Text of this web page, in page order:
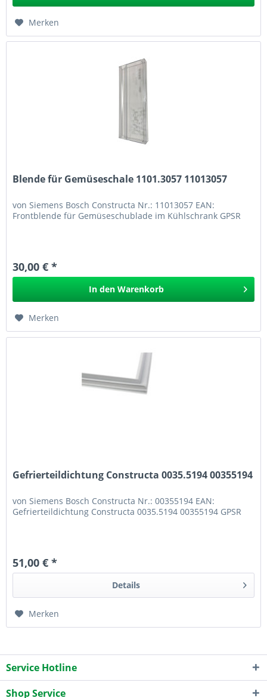
Merken
Blende für Gemüseschale 1101.3057 11013057
von Siemens Bosch Constructa Nr.: 11013057 EAN:
Frontblende für Gemüseschublade im Kühlschrank GPSR
30,00 € *
In den Warenkorb
Merken
Gefrierteildichtung Constructa 0035.5194 00355194
von Siemens Bosch Constructa Nr.: 00355194 EAN:
Gefrierteildichtung Constructa 0035.5194 00355194 GPSR
51,00 € *
Details
Merken
Service Hotline
Shop Service